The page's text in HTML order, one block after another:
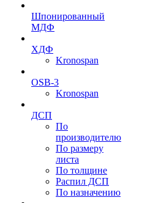
Шпонированный
МДФ
ХДФ
Kronospan
OSB-3
Kronospan
ДСП
По
производителю
По размеру
листа
По толщине
Распил ДСП
По назначению